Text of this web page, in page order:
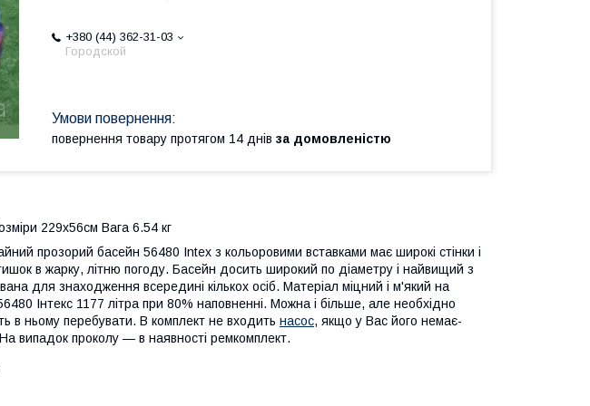
+380 (44) 362-31-03
Городской
повернення товару протягом 14 днів за домовленістю
229х56см Вага 6.54 кг
прозорий басейн 56480 Intex з кольоровими вставками має широкі стінки і
в жарку, літню погоду. Басейн досить широкий по діаметру і найвищий з
для знаходження всередині кількох осіб. Матеріал міцний і м'який на
Інтекс 1177 літра при 80% наповненні. Можна і більше, але необхідно
в ньому перебувати. В комплект не входить насос, якщо у Вас його немає-
випадок проколу — в наявності ремкомплект.